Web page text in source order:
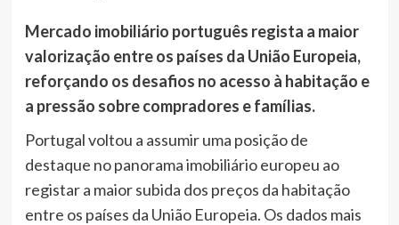
Mercado imobiliário português regista a maior
valorização entre os países da União Europeia,
reforçando os desafios no acesso à habitação e
a pressão sobre compradores e famílias.
Portugal voltou a assumir uma posição de
destaque no panorama imobiliário europeu ao
registar a maior subida dos preços da habitação
entre os países da União Europeia. Os dados mais